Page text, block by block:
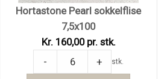
Hortastone Pearl sokkelflise
7,5x100
Kr. 160,00 pr. stk.
Hortastone Pearl sokkelflise
- + stk.